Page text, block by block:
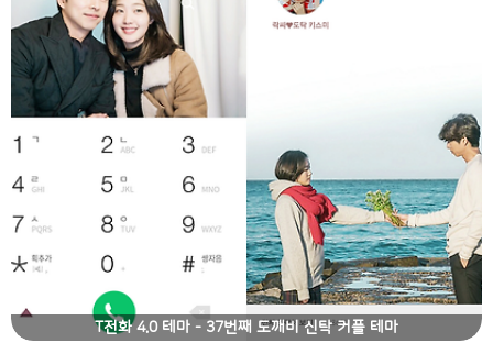
T전화 4.0 테마 - 37번째 도깨비 신탁 커플 테마